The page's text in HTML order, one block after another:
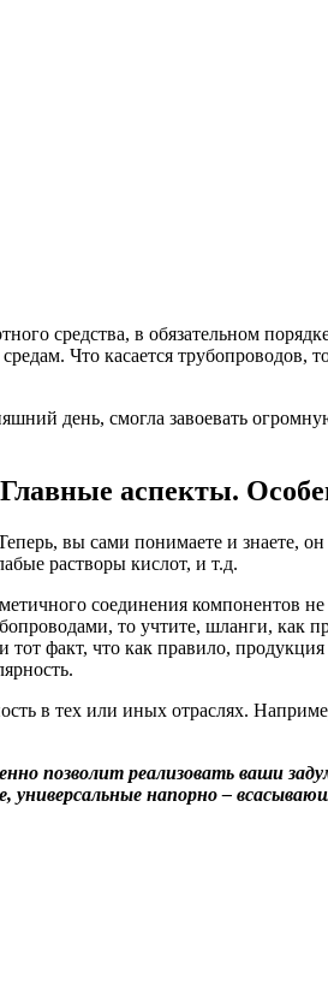
средства, в обязательном
Что касается трубопроводов,
день, смогла завоевать
аспекты.
вы сами понимаете и знаете,
растворы кислот, и т.д.
соединения компонентов
то учтите, шланги, как
факт, что как правило,
в тех или иных отраслях.
позволит реализовать ваши
напорно –